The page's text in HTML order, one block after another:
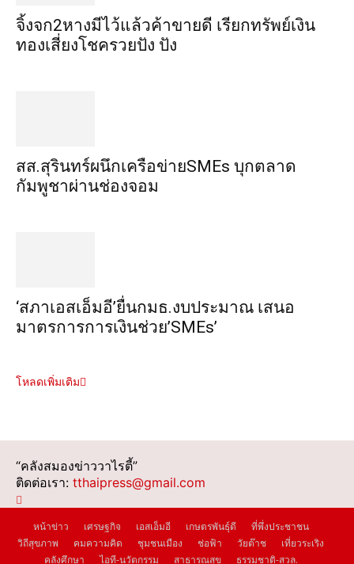
จิ้งจก​2​หาง​มีไว้แล้ว​ค้าขาย​ดี​ เรียก​ทรัพย์เงิน
ทอง​เสี่ยงโชค​รวยปัง​ ปัง​
สส.สุรินทร์ผนึกเครือข่ายSMEs บุกตลาด
กัมพูชาผ่านช่องจอม
‘สภาเอสเอ็มอี’ยื่นกมธ.งบประมาณ เสนอ
มาตรการการเงินช่วย’SMEs’
โหลดเพิ่มเติม
“คลังสมองข่าววาไรตี้”
ติดต่อเรา: tthaipress@gmail.com
หน้าข่าว เศรษฐกิจ เอสเอ็มอี เกษตรพันธุ์ดี
ที่พึ่งประชาชน
วิถีสุขภาพ
คมความคิด ชุมชนเมือง ช่อฟ้า วัยต๊าช
เที่ยวระเริง
คลังศึกษา
ไอที-นวัตกรรม สาธารณสุข ธรรมชาติ-สวล.